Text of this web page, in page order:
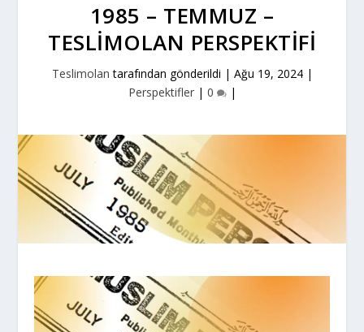
1985 – TEMMUZ –
TESLIMOLAN PERSPEKTIFI
Teslimolan tarafından gönderildi | Ağu 19, 2024|
Perspektifler| 0 |